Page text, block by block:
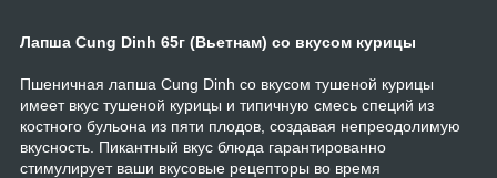
Лапша Cung Dinh 65г (Вьетнам) со вкусом курицы
Пшеничная лапша Cung Dinh со вкусом тушеной курицы
имеет вкус тушеной курицы и типичную смесь специй из
костного бульона из пяти плодов, создавая непреодолимую
вкусность. Пикантный вкус блюда гарантированно
стимулирует ваши вкусовые рецепторы во время